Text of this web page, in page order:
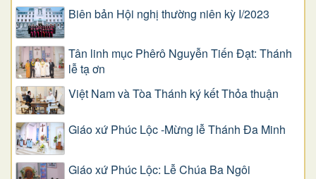
Biên bản Hội nghị thường niên kỳ I/2023
Tân linh mục Phêrô Nguyễn Tiến Đạt: Thánh
lễ tạ ơn
Việt Nam và Tòa Thánh ký kết Thỏa thuận
Giáo xứ Phúc Lộc -Mừng lễ Thánh Đa Minh
Giáo xứ Phúc Lộc: Lễ Chúa Ba Ngôi